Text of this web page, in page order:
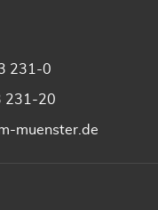
231-0
231-20
muenster.de